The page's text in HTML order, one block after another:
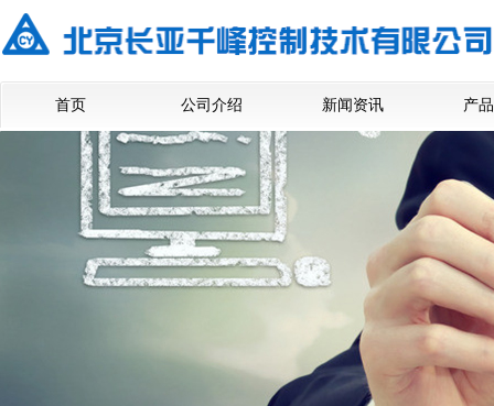
首页 公司介绍 新闻资讯 产